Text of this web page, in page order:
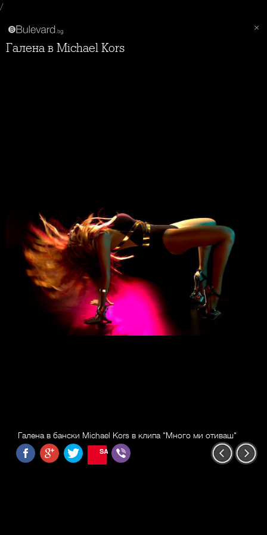
/
Галена в Michael Kors
Галена в бански Michael Kors в клипа "Много ми отиваш"
SAVE